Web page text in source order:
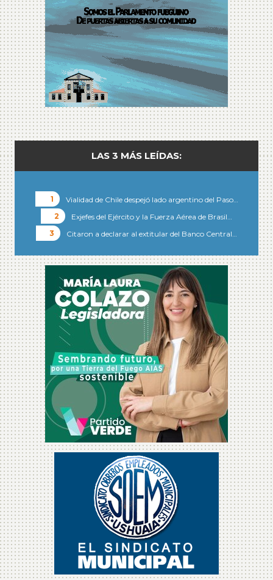
LAS 3 MÁS LEÍDAS:
Vialidad de Chile despejó lado argentino del Paso…
Exjefes del Ejército y la Fuerza Aérea de Brasil…
Citaron a declarar al extitular del Banco Central…